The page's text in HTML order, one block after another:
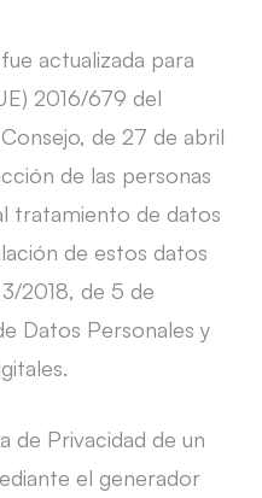
actualizada para
2016/679 del
de 27 de abril
de las personas
tratamiento de datos
de estos datos
2018, de 5 de
Datos Personales y
de Privacidad de un
el generador